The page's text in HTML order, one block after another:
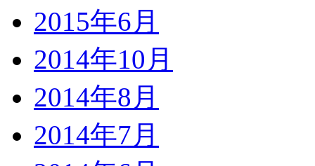
2015年6月
2014年10月
2014年8月
2014年7月